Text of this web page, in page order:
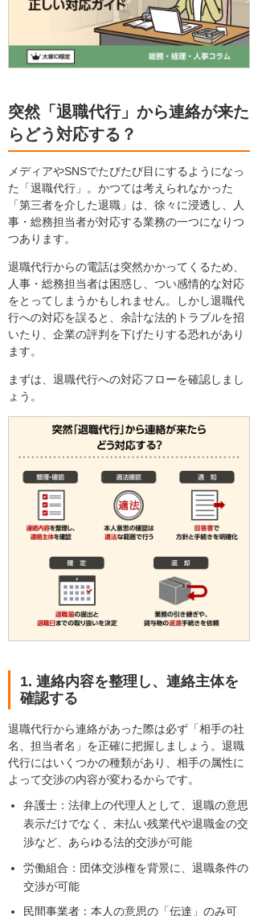
突然「退職代行」から連絡が来た
らどう対応する？
メディアやSNSでたびたび目にするようになっ
た「退職代行」。かつては考えられなかった
「第三者を介した退職」は、徐々に浸透し、人
事・総務担当者が対応する業務の一つになりつ
つあります。
退職代行からの電話は突然かかってくるため、
人事・総務担当者は困惑し、つい感情的な対応
をとってしまうかもしれません。しかし退職代
行への対応を誤ると、余計な法的トラブルを招
いたり、企業の評判を下げたりする恐れがあり
ます。
まずは、退職代行への対応フローを確認しまし
ょう。
1. 連絡内容を整理し、連絡主体を
確認する
退職代行から連絡があった際は必ず「相手の社
名、担当者名」を正確に把握しましょう。退職
代行にはいくつかの種類があり、相手の属性に
よって交渉の内容が変わるからです。
弁護士：法律上の代理人として、退職の意思
表示だけでなく、未払い残業代や退職金の交
渉など、あらゆる法的交渉が可能
労働組合：団体交渉権を背景に、退職条件の
交渉が可能
民間事業者：本人の意思の「伝達」のみ可